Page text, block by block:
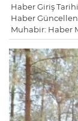
Haber Giriş
Haber
Muhabir: Haber